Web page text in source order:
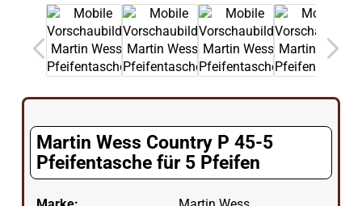
Martin Wess Country P 45-5
Pfeifentasche für 5 Pfeifen